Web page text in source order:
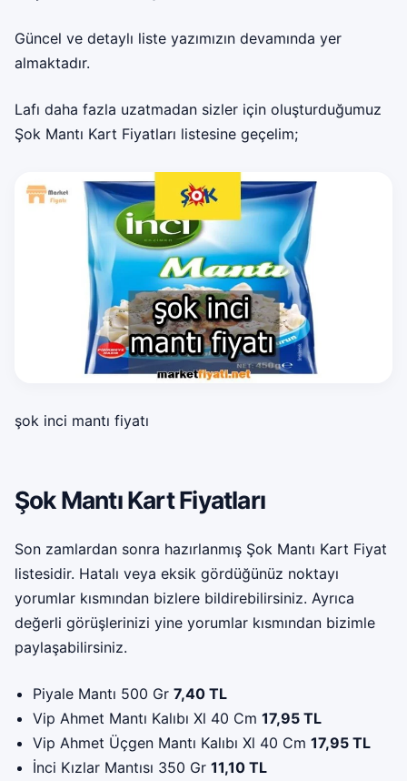
Güncel ve detaylı liste yazımızın devamında yer
almaktadır.
Lafı daha fazla uzatmadan sizler için oluşturduğumuz
Şok Mantı Kart Fiyatları listesine geçelim;
şok inci mantı fiyatı
Şok Mantı Kart Fiyatları
Son zamlardan sonra hazırlanmış Şok Mantı Kart Fiyat
listesidir. Hatalı veya eksik gördüğünüz noktayı
yorumlar kısmından bizlere bildirebilirsiniz. Ayrıca
değerli görüşlerinizi yine yorumlar kısmından bizimle
paylaşabilirsiniz.
Piyale Mantı 500 Gr 7,40 TL
Vip Ahmet Mantı Kalıbı Xl 40 Cm 17,95 TL
Vip Ahmet Üçgen Mantı Kalıbı Xl 40 Cm 17,95 TL
İnci Kızlar Mantısı 350 Gr 11,10 TL